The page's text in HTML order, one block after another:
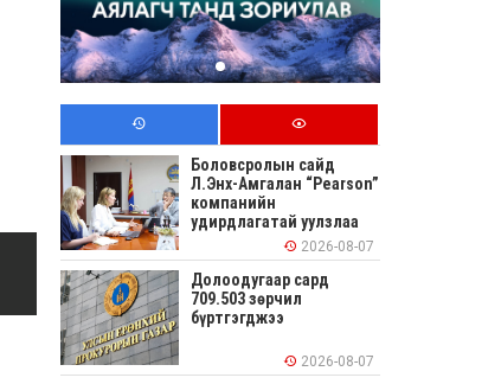
Боловсролын сайд
Л.Энх-Амгалан “Pearson”
компанийн
удирдлагатай уулзлаа
2026-08-07
Долоодугаар сард
709.503 зөрчил
бүртгэгджээ
2026-08-07